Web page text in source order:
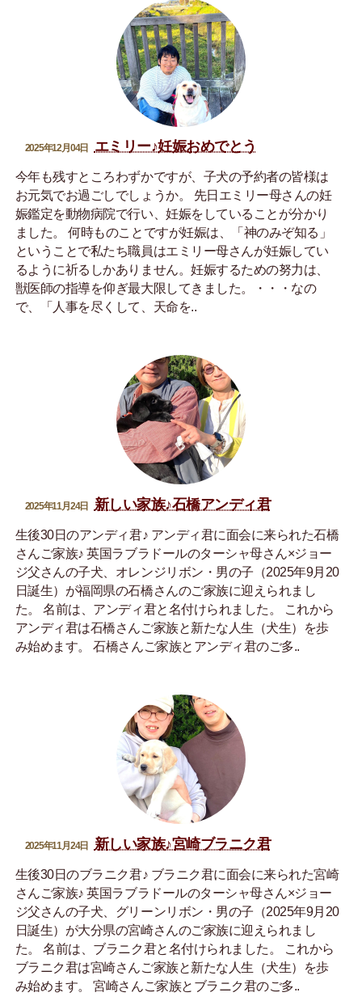
2025年12月04日 エミリー♪妊娠おめでとう
今年も残すところわずかですが、子犬の予約者の皆様は
お元気でお過ごしでしょうか。 先日エミリー母さんの妊
娠鑑定を動物病院で行い、妊娠をしていることが分かり
ました。 何時ものことですが妊娠は、「神のみぞ知る」
ということで私たち職員はエミリー母さんが妊娠してい
るように祈るしかありません。妊娠するための努力は、
獣医師の指導を仰ぎ最大限してきました。・・・なの
で、「人事を尽くして、天命を..
2025年11月24日 新しい家族♪石橋アンディ君
生後30日のアンディ君♪ アンディ君に面会に来られた石橋
さんご家族♪ 英国ラブラドールのターシャ母さん×ジョー
ジ父さんの子犬、オレンジリボン・男の子（2025年9月20
日誕生）が福岡県の石橋さんのご家族に迎えられまし
た。 名前は、アンディ君と名付けられました。 これから
アンディ君は石橋さんご家族と新たな人生（犬生）を歩
み始めます。 石橋さんご家族とアンディ君のご多..
2025年11月24日 新しい家族♪宮崎ブラニク君
生後30日のブラニク君♪ ブラニク君に面会に来られた宮崎
さんご家族♪ 英国ラブラドールのターシャ母さん×ジョー
ジ父さんの子犬、グリーンリボン・男の子（2025年9月20
日誕生）が大分県の宮崎さんのご家族に迎えられまし
た。 名前は、ブラニク君と名付けられました。 これから
ブラニク君は宮崎さんご家族と新たな人生（犬生）を歩
み始めます。 宮崎さんご家族とブラニク君のご多..